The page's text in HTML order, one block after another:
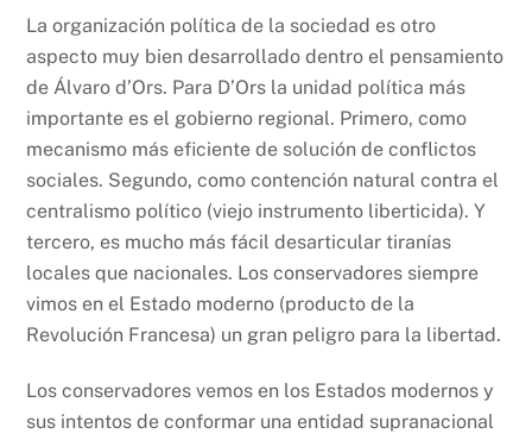
La organización política de la sociedad es otro
aspecto muy bien desarrollado dentro el pensamiento
de Álvaro d’Ors. Para D’Ors la unidad política más
importante es el gobierno regional. Primero, como
mecanismo más eficiente de solución de conflictos
sociales. Segundo, como contención natural contra el
centralismo político (viejo instrumento liberticida). Y
tercero, es mucho más fácil desarticular tiranías
locales que nacionales. Los conservadores siempre
vimos en el Estado moderno (producto de la
Revolución Francesa) un gran peligro para la libertad.
Los conservadores vemos en los Estados modernos y
sus intentos de conformar una entidad supranacional